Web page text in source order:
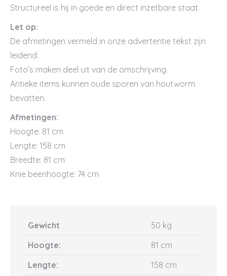
Structureel is hij in goede en direct inzetbare staat.
Let op:
De afmetingen vermeld in onze advertentie tekst zijn
leidend.
Foto’s maken deel uit van de omschrijving.
Antieke items kunnen oude sporen van houtworm
bevatten.
Afmetingen:
Hoogte: 81 cm
Lengte: 158 cm
Breedte: 81 cm
Knie beenhoogte: 74 cm
Gewicht
50 kg
Hoogte:
81 cm
Lengte:
158 cm